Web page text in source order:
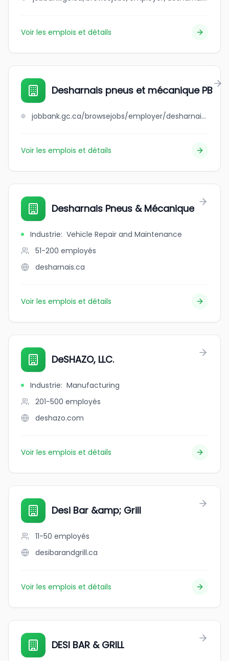
Voir les emplois et détails
Desharnais pneus et mécanique PB
jobbank.gc.ca/browsejobs/employer/desharnais+pneus+et+m%C3%A9canique+pb/ca
Voir les emplois et détails
Desharnais Pneus & Mécanique
Industrie: Vehicle Repair and Maintenance
51-200 employés
desharnais.ca
Voir les emplois et détails
DeSHAZO, LLC.
Industrie: Manufacturing
201-500 employés
deshazo.com
Voir les emplois et détails
Desi Bar &amp; Grill
11-50 employés
desibarandgrill.ca
Voir les emplois et détails
DESI BAR & GRILL